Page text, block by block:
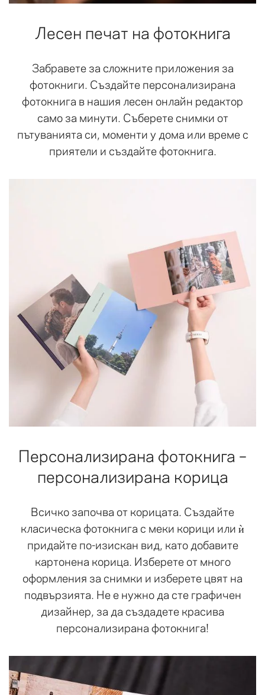
Лесен печат на фотокнига
Забравете за сложните приложения за
фотокниги. Създайте персонализирана
фотокнига в нашия лесен онлайн редактор
само за минути. Съберете снимки от
пътуванията си, моменти у дома или време с
приятели и създайте фотокнига.
Персонализирана фотокнига –
персонализирана корица
Всичко започва от корицата. Създайте
класическа фотокнига с меки корици или ѝ
придайте по-изискан вид, като добавите
картонена корица. Изберете от много
оформления за снимки и изберете цвят на
подвързията. Не е нужно да сте графичен
дизайнер, за да създадете красива
персонализирана фотокнига!